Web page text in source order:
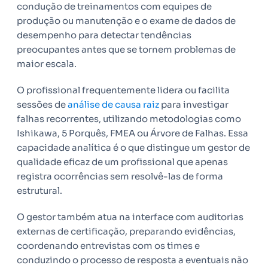
condução de treinamentos com equipes de
produção ou manutenção e o exame de dados de
desempenho para detectar tendências
preocupantes antes que se tornem problemas de
maior escala.
O profissional frequentemente lidera ou facilita
sessões deanálise de causa raiz para investigar
falhas recorrentes, utilizando metodologias como
Ishikawa, 5 Porquês, FMEA ou Árvore de Falhas. Essa
capacidade analítica é o que distingue um gestor de
qualidade eficaz de um profissional que apenas
registra ocorrências sem resolvê-las de forma
estrutural.
O gestor também atua na interface com auditorias
externas de certificação, preparando evidências,
coordenando entrevistas com os times e
conduzindo o processo de resposta a eventuais não